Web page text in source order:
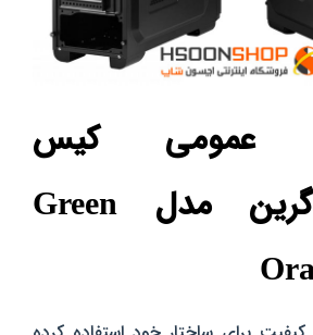
عمومی کیس
کامپیوتر گرین مدل Green